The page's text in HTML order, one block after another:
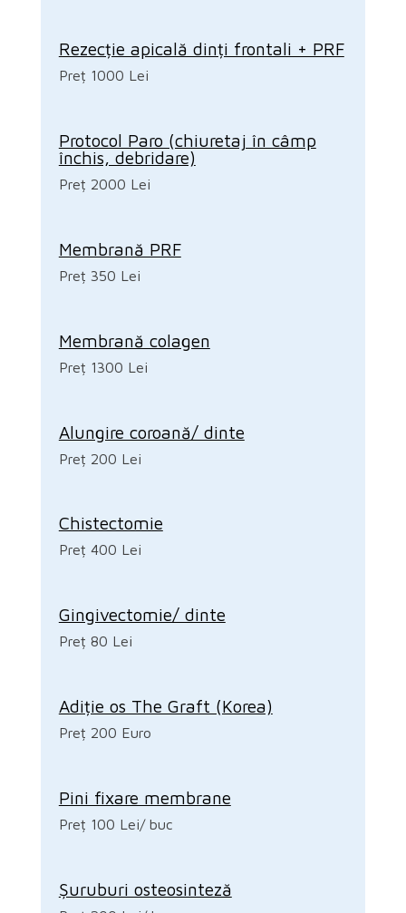
Rezecție apicală dinți frontali + PRF
Preț 1000 Lei
Protocol Paro (chiuretaj în câmp
închis, debridare)
Preț 2000 Lei
Membrană PRF
Preț 350 Lei
Membrană colagen
Preț 1300 Lei
Alungire coroană/ dinte
Preț 200 Lei
Chistectomie
Preț 400 Lei
Gingivectomie/ dinte
Preț 80 Lei
Adiție os The Graft (Korea)
Preț 200 Euro
Pini fixare membrane
Preț 100 Lei/ buc
Șuruburi osteosinteză